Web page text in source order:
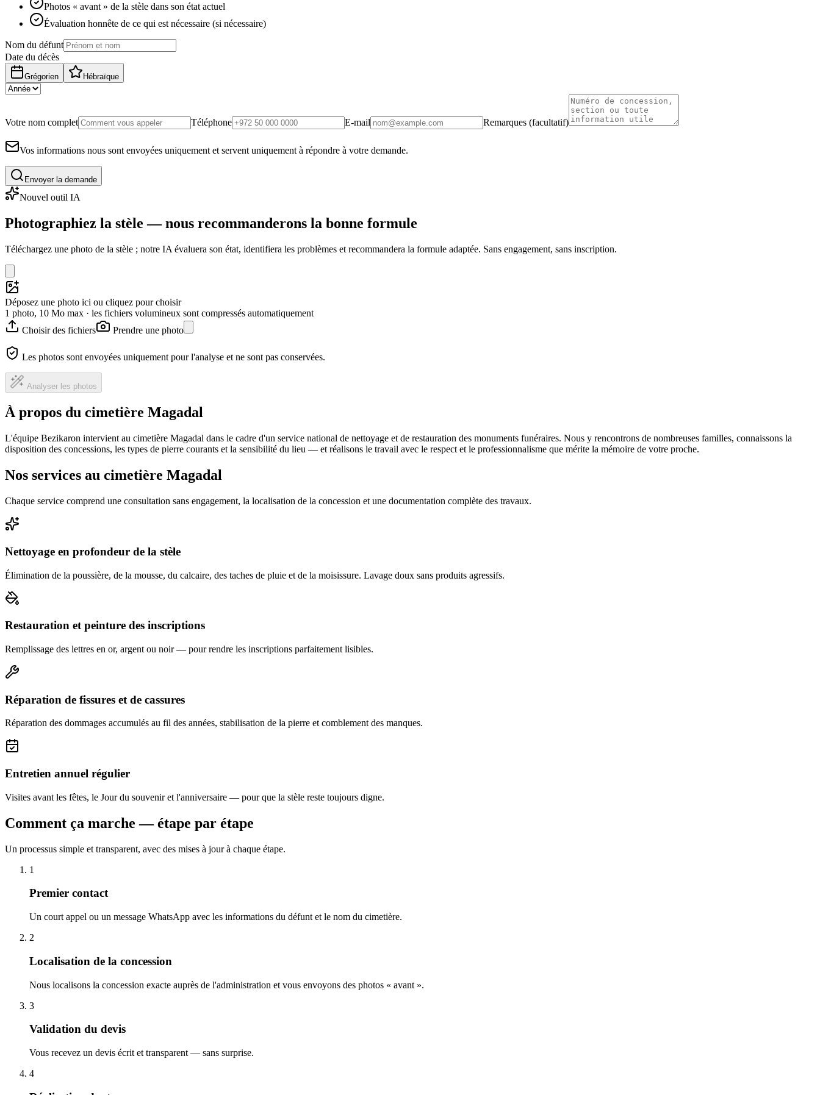
Photos « avant » de la stèle dans son état actuel
Évaluation honnête de ce qui est nécessaire (si nécessaire)
Nom du défunt
Date du décès
Grégorien Hébraïque
Votre nom complet Téléphone E-mail Remarques (facultatif)
Vos informations nous sont envoyées uniquement et servent uniquement à répondre à votre demande.
Envoyer la demande
Nouvel outil IA
Photographiez la stèle — nous recommanderons la bonne formule
Téléchargez une photo de la stèle ; notre IA évaluera son état, identifiera les problèmes et recommandera la formule adaptée. Sans engagement, sans inscription.
Déposez une photo ici ou cliquez pour choisir
1 photo, 10 Mo max · les fichiers volumineux sont compressés automatiquement
Choisir des fichiers
Prendre une photo
Les photos sont envoyées uniquement pour l'analyse et ne sont pas conservées.
Analyser les photos
À propos du cimetière Magadal
L'équipe Bezikaron intervient au cimetière Magadal dans le cadre d'un service national de nettoyage et de restauration des monuments funéraires. Nous y rencontrons de nombreuses familles, connaissons la
disposition des concessions, les types de pierre courants et la sensibilité du lieu — et réalisons le travail avec le respect et le professionnalisme que mérite la mémoire de votre proche.
Nos services au cimetière Magadal
Chaque service comprend une consultation sans engagement, la localisation de la concession et une documentation complète des travaux.
Nettoyage en profondeur de la stèle
Élimination de la poussière, de la mousse, du calcaire, des taches de pluie et de la moisissure. Lavage doux sans produits agressifs.
Restauration et peinture des inscriptions
Remplissage des lettres en or, argent ou noir — pour rendre les inscriptions parfaitement lisibles.
Réparation de fissures et de cassures
Réparation des dommages accumulés au fil des années, stabilisation de la pierre et comblement des manques.
Entretien annuel régulier
Visites avant les fêtes, le Jour du souvenir et l'anniversaire — pour que la stèle reste toujours digne.
Comment ça marche — étape par étape
Un processus simple et transparent, avec des mises à jour à chaque étape.
1
Premier contact
Un court appel ou un message WhatsApp avec les informations du défunt et le nom du cimetière.
2
Localisation de la concession
Nous localisons la concession exacte auprès de l'administration et vous envoyons des photos « avant ».
3
Validation du devis
Vous recevez un devis écrit et transparent — sans surprise.
4